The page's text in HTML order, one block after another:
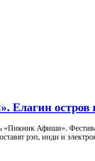
Елагин
Афиши».
рэп, инди и